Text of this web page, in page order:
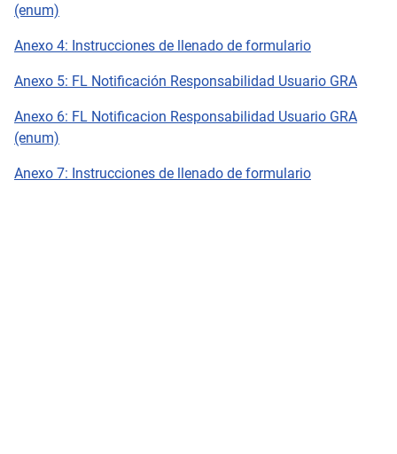
(enum)
Anexo 4: Instrucciones de llenado de formulario
Anexo 5: FL Notificación Responsabilidad Usuario GRA
Anexo 6: FL Notificacion Responsabilidad Usuario GRA
(enum)
Anexo 7: Instrucciones de llenado de formulario